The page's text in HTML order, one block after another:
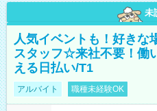
未
人気イベントも！好きな
スタッフ☆来社不要！働
える日払い/T1
アルバイト 職種未経験OK